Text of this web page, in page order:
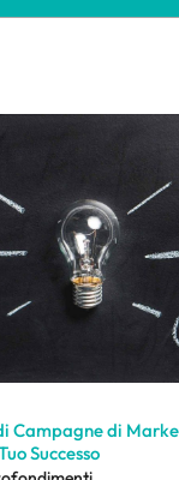
Campagne di
Successo